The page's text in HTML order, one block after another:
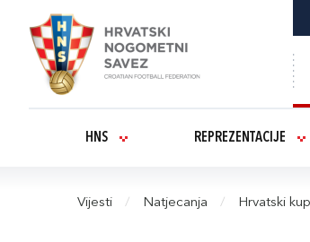
HNS REPREZENTACIJE
Vijesti / Natjecanja / Hrvatski kup